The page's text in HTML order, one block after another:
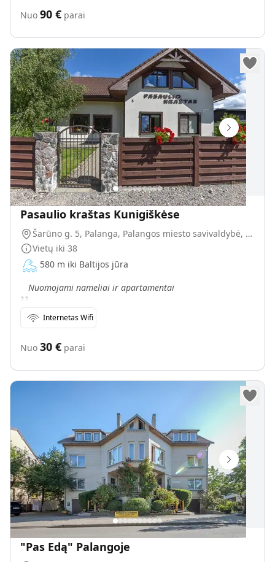
Nuo 90 € parai
Pasaulio kraštas Kunigiškėse
Šarūno g. 5, Palanga, Palangos miesto savivaldybė, Lietuva
Vietų iki 38
580 m iki Baltijos jūra
„Nuomojami nameliai ir apartamentai
Internetas Wifi
Nuo 30 € parai
"Pas Edą" Palangoje